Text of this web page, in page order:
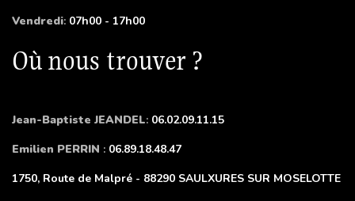
Vendredi: 07h00 - 17h00
Où nous trouver ?
Jean-Baptiste JEANDEL: 06.02.09.11.15
Emilien PERRIN : 06.89.18.48.47
1750, Route de Malpré - 88290 SAULXURES SUR MOSELOTTE